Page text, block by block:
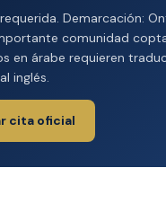
Demarcación:
comunidad
en árabe requieren
inglés.
cita oficial